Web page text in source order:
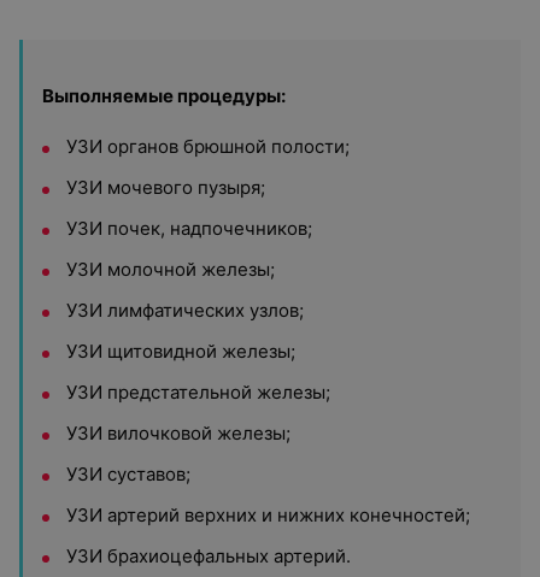
Выполняемые процедуры:
УЗИ органов брюшной полости;
УЗИ мочевого пузыря;
УЗИ почек, надпочечников;
УЗИ молочной железы;
УЗИ лимфатических узлов;
УЗИ щитовидной железы;
УЗИ предстательной железы;
УЗИ вилочковой железы;
УЗИ суставов;
УЗИ артерий верхних и нижних конечностей;
УЗИ брахиоцефальных артерий.